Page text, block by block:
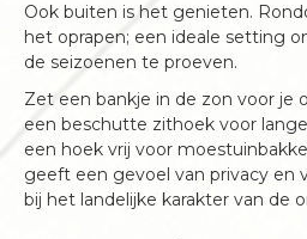
Ook buiten is het genieten.
het oprapen; een ideale setting
de seizoenen te proeven.
Zet een bankje in de zon voor je
een beschutte zithoek voor
een hoek vrij voor
geeft een gevoel van privacy en
bij het landelijke karakter van de